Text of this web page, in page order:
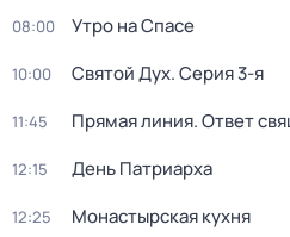
08:00 Утро на Спасе
10:00 Святой Дух. Серия 3-я
11:45 Прямая линия. Ответ
12:15 День Патриарха
12:25 Монастырская кухня